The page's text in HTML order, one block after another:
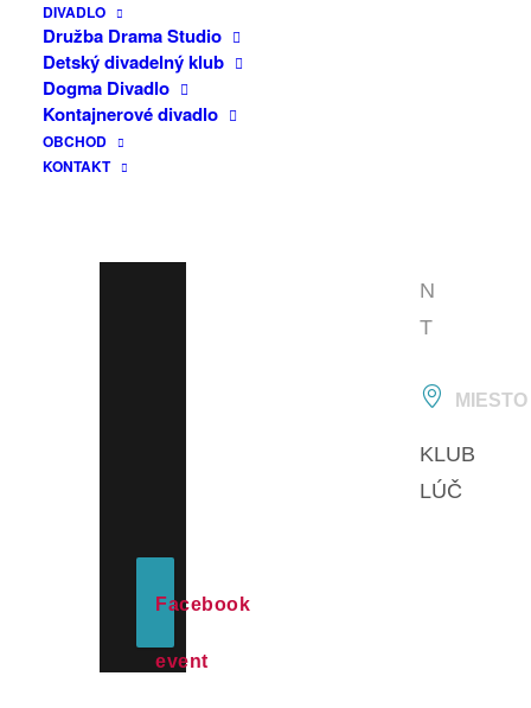
DIVADLO
Družba Drama Studio
Detský divadelný klub
Dogma Divadlo
Kontajnerové divadlo
OBCHOD
KONTAKT
N
T
MIESTO
KLUB
LÚČ
Facebook
event